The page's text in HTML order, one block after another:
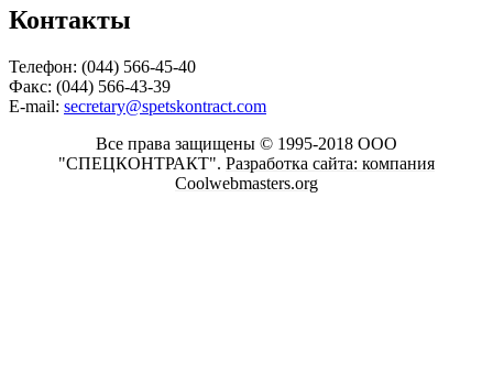
Контакты
Телефон: (044) 566-45-40
Факс: (044) 566-43-39
E-mail: secretary@spetskontract.com
Все права защищены © 1995-2018 ООО
"СПЕЦКОНТРАКТ". Разработка сайта: компания
Coolwebmasters.org